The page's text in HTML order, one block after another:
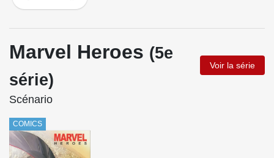
Marvel Heroes (5e
série)
Voir la série
Scénario
COMICS